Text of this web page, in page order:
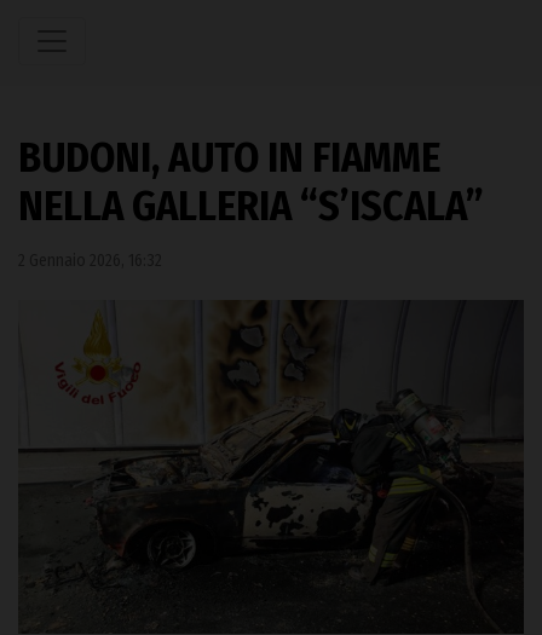
BUDONI, AUTO IN FIAMME
NELLA GALLERIA “S’ISCALA”